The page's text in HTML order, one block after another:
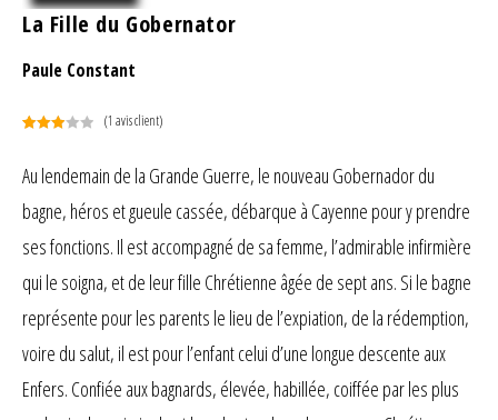
La Fille du Gobernator
Paule Constant
sur 5
basé
sur
notation
(1 avis client)
Au lendemain de la Grande Guerre, le nouveau Gobernador du
bagne, héros et gueule cassée, débarque à Cayenne pour y prendre
ses fonctions. Il est accompagné de sa femme, l’admirable infirmière
qui le soigna, et de leur fille Chrétienne âgée de sept ans. Si le bagne
représente pour les parents le lieu de l’expiation, de la rédemption,
voire du salut, il est pour l’enfant celui d’une longue descente aux
Enfers. Confiée aux bagnards, élevée, habillée, coiffée par les plus